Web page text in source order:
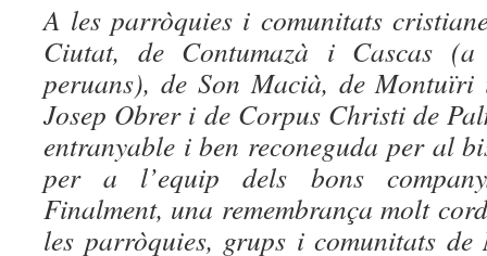
A les parròquies i comunitats
Ciutat, de Contumazà i Cascas
peruans), de Son Macià, de Montuïri
Josep Obrer i de Corpus Christi de
entranyable i ben reconeguda per al
per a l’equip dels bons
Finalment, una remembrança molt
les parròquies, grups i comunitats de